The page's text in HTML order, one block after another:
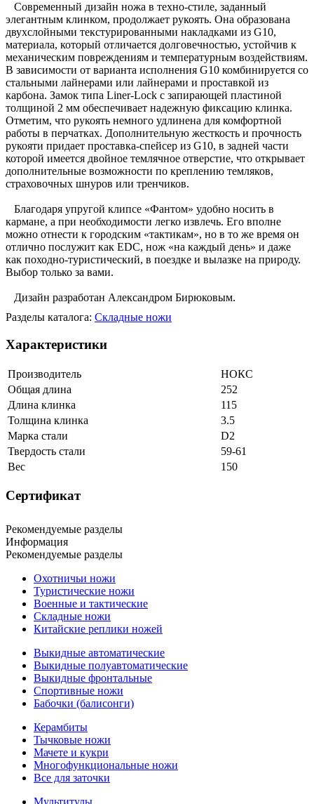
Современный дизайн ножа в техно-стиле, заданный
элегантным клинком, продолжает рукоять. Она образована
двухслойными текстурированными накладками из G10,
материала, который отличается долговечностью, устойчив к
механическим повреждениям и температурным воздействиям.
В зависимости от варианта исполнения G10 комбинируется со
стальными лайнерами или лайнерами и проставкой из
карбона. Замок типа Liner-Lock с запирающей пластиной
толщиной 2 мм обеспечивает надежную фиксацию клинка.
Отметим, что рукоять немного удлинена для комфортной
работы в перчатках. Дополнительную жесткость и прочность
рукояти придает проставка-спейсер из G10, в задней части
которой имеется двойное темлячное отверстие, что открывает
дополнительные возможности по креплению темляков,
страховочных шнуров или тренчиков.
Благодаря упругой клипсе «Фантом» удобно носить в
кармане, а при необходимости легко извлечь. Его вполне
можно отнести к городским «тактикам», но в то же время он
отлично послужит как EDC, нож «на каждый день» и даже
как походно-туристический, в поездке и вылазке на природу.
Выбор только за вами.
Дизайн разработан Александром Бирюковым.
Разделы каталога: Складные ножи
Характеристики
Производитель
НОКС
Общая длина
252
Длина клинка
115
Толщина клинка
3.5
Марка стали
D2
Твердость стали
59-61
Вес
150
Сертификат
Рекомендуемые разделы
Информация
Рекомендуемые разделы
Охотничьи ножи
Туристические ножи
Военные и тактические
Складные ножи
Китайские реплики ножей
Выкидные автоматические
Выкидные полуавтоматические
Выкидные фронтальные
Спортивные ножи
Бабочки (балисонги)
Керамбиты
Тычковые ножи
Мачете и кукри
Многофункциональные ножи
Все для заточки